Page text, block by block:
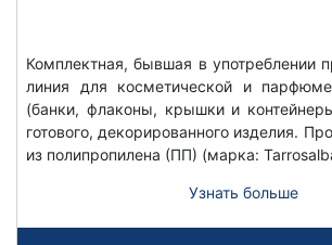
Комплектная, бывшая в употреблении
линия для косметической и
(банки, флаконы, крышки и
готового, декорированного изделия.
из полипропилена (ПП) (марка:
Узнать больше